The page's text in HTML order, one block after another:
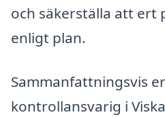
och säkerställa att ert
enligt plan.
Sammanfattningsvis
kontrollansvarig i